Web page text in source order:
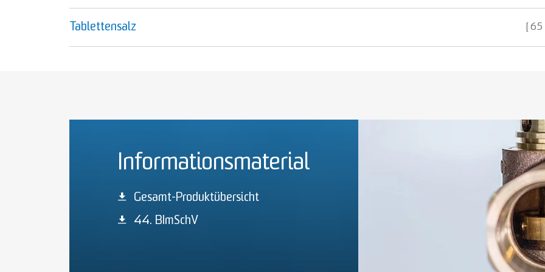
Tablettensalz 65
Informationsmaterial
Gesamt-Produktübersicht
44. BImSchV